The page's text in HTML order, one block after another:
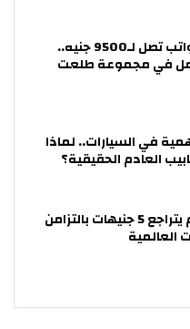
وظائف جديدة برواتب تصل لـ9500 جنيه..
في مجموعة طلعت
في السيارات.. لماذا
العادم الحقيقية؟
سعر الذهب اليوم يتراجع 5 جنيهات بالتزامن
العالمية